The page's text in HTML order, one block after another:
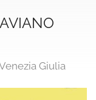
Giulia